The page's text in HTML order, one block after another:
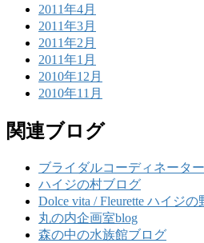
2011年4月
2011年3月
2011年2月
2011年1月
2010年12月
2010年11月
関連ブログ
ブライダルコーディネータ
ハイジの村ブログ
Dolce vita / Fleurette ハイジ
丸の内企画室blog
森の中の水族館ブログ